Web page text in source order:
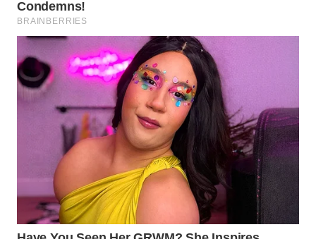
WAHANANEWS
WAHANANEWS
CO ID
WAHANANEWS
NET
WAHANA
SPORT
WAHANA